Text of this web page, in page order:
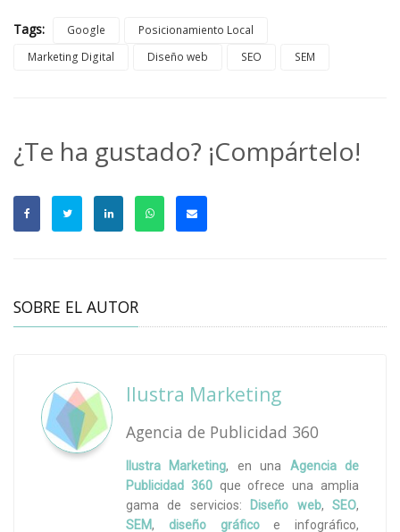
Tags: Google
Posicionamiento Local
Marketing Digital
Diseño web SEO SEM
¿Te ha gustado? ¡Compártelo!
SOBRE EL AUTOR
Ilustra Marketing
Agencia de Publicidad 360
Ilustra Marketing, en una Agencia de
Publicidad 360que ofrece una amplia
gama de servicios:
Diseño web,SEO,
SEM, diseño gráficoe infográfico,